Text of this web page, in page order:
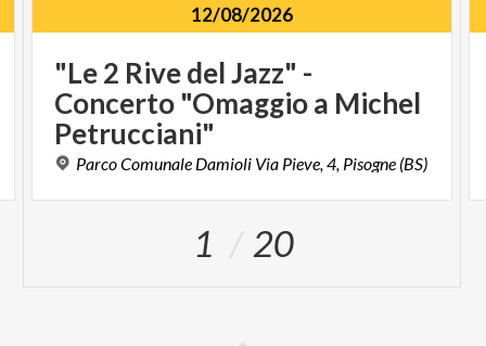
12/08/2026
"Le 2 Rive del Jazz" -
Concerto "Omaggio a Michel
Petrucciani"
ParcoComunale Damioli Via Pieve, 4, Pisogne (BS)
1 20